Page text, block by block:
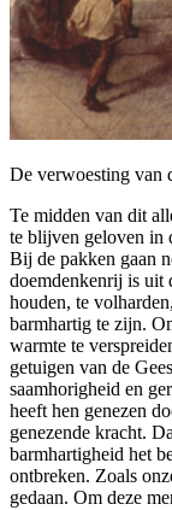
De verwoesting van
Te midden van dit
te blijven geloven in
Bij de pakken gaan
doemdenkenrij is uit
houden, te
barmhartig te zijn.
warmte te
getuigen van de
saamhorigheid en
heeft hen genezen
genezende kracht.
barmhartigheid het
ontbreken. Zoals
gedaan. Om deze